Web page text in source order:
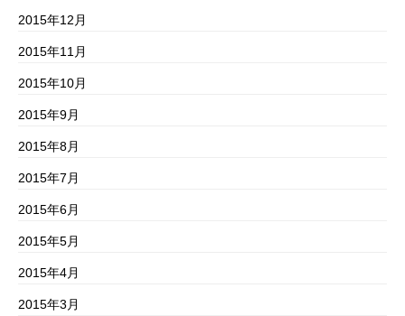
2015年12月
2015年11月
2015年10月
2015年9月
2015年8月
2015年7月
2015年6月
2015年5月
2015年4月
2015年3月